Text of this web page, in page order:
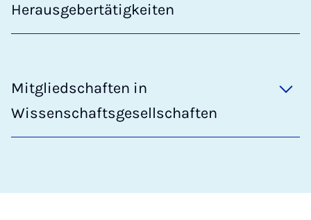
Herausgebertätigkeiten
Mitgliedschaften in
Wissenschaftsgesellschaften